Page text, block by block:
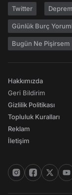
Twitter Deprem
Günlük Burç
Bugün Ne Pişirsem
Hakkımızda
Geri Bildirim
Gizlilik Politikası
Topluluk Kuralları
Reklam
İletişim